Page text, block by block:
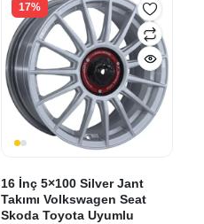
17%
16 İnç 5×100 Silver Jant
Takımı Volkswagen Seat
Skoda Toyota Uyumlu